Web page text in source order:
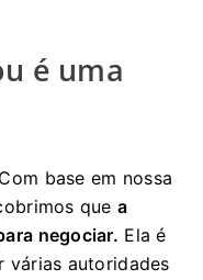
é uma
Com base em nossa
quea
negociar. Ela é
várias autoridades